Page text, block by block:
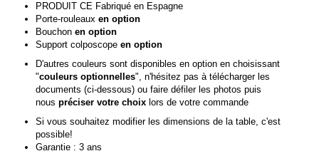
PRODUIT CE Fabriqué en Espagne
Porte-rouleaux en option
Bouchon en option
Support colposcope en option
D'autres couleurs sont disponibles en option en choisissant
"couleurs optionnelles", n'hésitez pas à télécharger les
documents (ci-dessous) ou faire défiler les photos puis
nous préciser votre choix lors de votre commande
Si vous souhaitez modifier les dimensions de la table, c'est
possible!
Garantie : 3 ans